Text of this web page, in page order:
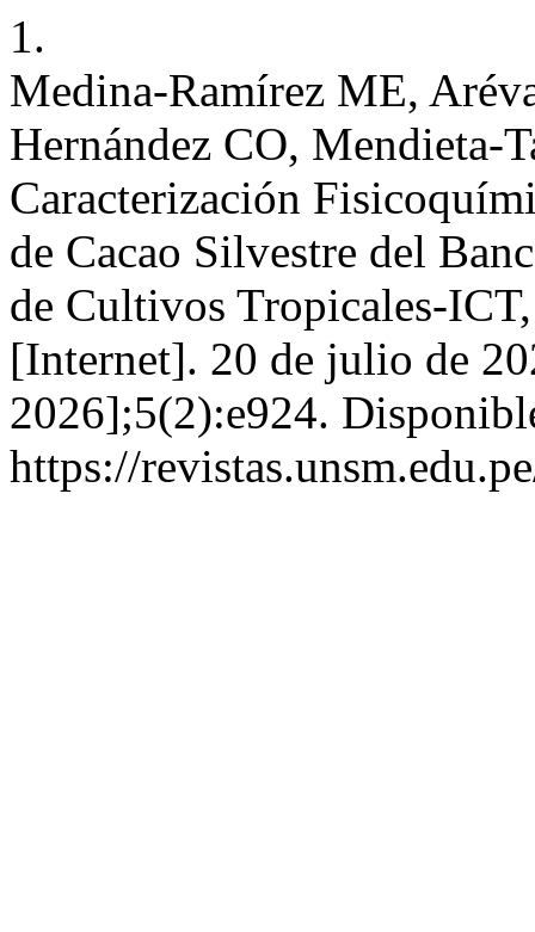
1.
Medina-Ramírez ME,
Hernández CO, Mendieta-
Caracterización
de Cacao Silvestre del
de Cultivos Tropicales-
[Internet]. 20 de julio de
2026];5(2):e924.
https://